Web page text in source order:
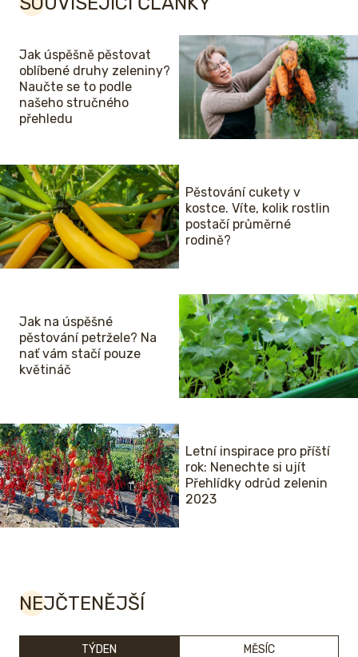
Jak úspěšně pěstovat
oblíbené druhy zeleniny?
Naučte se to podle
našeho stručného
přehledu
Pěstování cukety v
kostce. Víte, kolik rostlin
postačí průměrné
rodině?
Jak na úspěšné
pěstování petržele? Na
nať vám stačí pouze
květináč
Letní inspirace pro příští
rok: Nenechte si ujít
Přehlídky odrůd zelenin
2023
NEJČTENĚJŠÍ
TÝDEN MĚSÍC